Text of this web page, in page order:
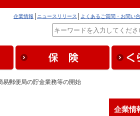
よくあるご質問・お問い
ニュースリリース
企業情報
易郵便局の貯金業務等の開始
企業情